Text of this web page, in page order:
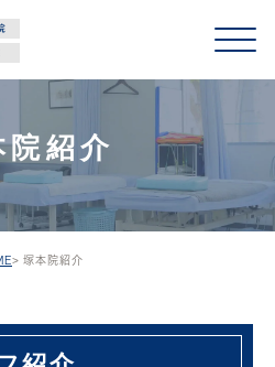
院紹介
塚本院紹介